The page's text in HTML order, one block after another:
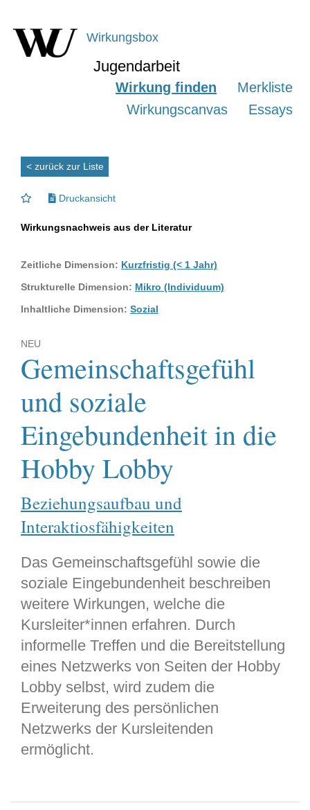
Wirkungsbox
Jugendarbeit
Wirkung finden
Merkliste
Wirkungscanvas
Essays
< zurück zur Liste
Druckansicht
Wirkungsnachweis aus der Literatur
Zeitliche Dimension: Kurzfristig (< 1 Jahr)
Strukturelle Dimension: Mikro (Individuum)
Inhaltliche Dimension: Sozial
NEU
Gemeinschaftsgefühl
und soziale
Eingebundenheit in die
Hobby Lobby
Beziehungsaufbau und
Interaktiosfähigkeiten
Das Gemeinschaftsgefühl sowie die
soziale Eingebundenheit beschreiben
weitere Wirkungen, welche die
Kursleiter*innen erfahren. Durch
informelle Treffen und die Bereitstellung
eines Netzwerks von Seiten der Hobby
Lobby selbst, wird zudem die
Erweiterung des persönlichen
Netzwerks der Kursleitenden
ermöglicht.